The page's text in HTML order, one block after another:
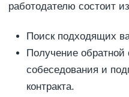
работодателю состоит
Поиск подходящих
Получение
собеседования и
контракта.